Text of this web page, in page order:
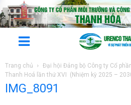
Trang chủ
Đại hội Đảng bộ Công ty Cổ
Thanh Hoá lần thứ XVI (Nhiệm kỳ 2025 –
IMG_8091